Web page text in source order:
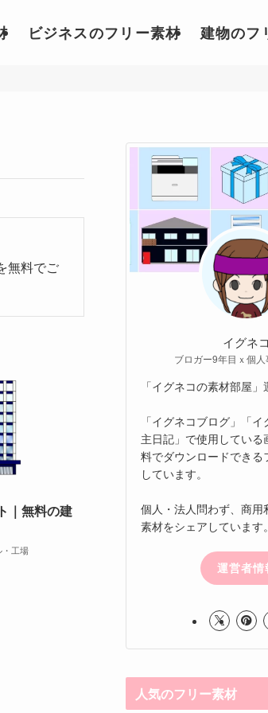
ビジネスのフリー素材 建物のフ
無料でご
｜無料の建
・工場
イグネコ
ブロガー9年目ｘ個
「イグネコの素材部屋」
「イグネコブログ」「
主日記」で使用してい
料でダウンロードできる
しています。
個人・法人問わず、商用
素材をシェアしています。
運営者情
人気のフリー素材